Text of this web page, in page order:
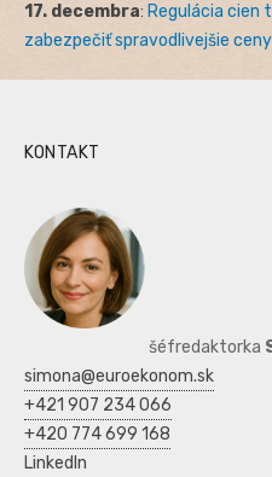
17. decembra: Regulácia cien
zabezpečiť spravodlivejšie
KONTAKT
šéfredaktorka
simona@euroekonom.sk
+421 907 234 066
+420 774 699 168
LinkedIn